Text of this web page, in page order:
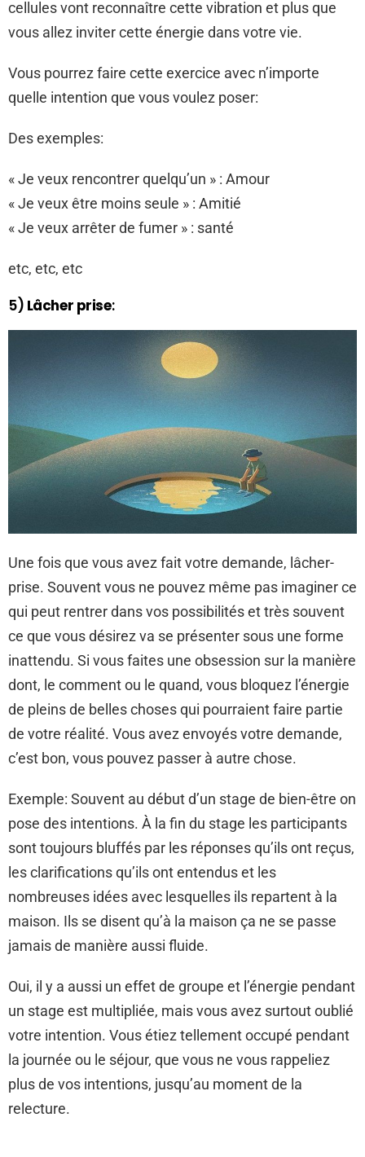
cellules vont reconnaître cette vibration et plus que
vous allez inviter cette énergie dans votre vie.
Vous pourrez faire cette exercice avec n’importe
quelle intention que vous voulez poser:
Des exemples:
« Je veux rencontrer quelqu’un » : Amour
« Je veux être moins seule » : Amitié
« Je veux arrêter de fumer » : santé
etc, etc, etc
5) Lâcher prise:
Une fois que vous avez fait votre demande, lâcher-
prise. Souvent vous ne pouvez même pas imaginer ce
qui peut rentrer dans vos possibilités et très souvent
ce que vous désirez va se présenter sous une forme
inattendu. Si vous faites une obsession sur la manière
dont, le comment ou le quand, vous bloquez l’énergie
de pleins de belles choses qui pourraient faire partie
de votre réalité. Vous avez envoyés votre demande,
c’est bon, vous pouvez passer à autre chose.
Exemple: Souvent au début d’un stage de bien-être on
pose des intentions. À la fin du stage les participants
sont toujours bluffés par les réponses qu’ils ont reçus,
les clarifications qu’ils ont entendus et les
nombreuses idées avec lesquelles ils repartent à la
maison. Ils se disent qu’à la maison ça ne se passe
jamais de manière aussi fluide.
Oui, il y a aussi un effet de groupe et l’énergie pendant
un stage est multipliée, mais vous avez surtout oublié
votre intention. Vous étiez tellement occupé pendant
la journée ou le séjour, que vous ne vous rappeliez
plus de vos intentions, jusqu’au moment de la
relecture.